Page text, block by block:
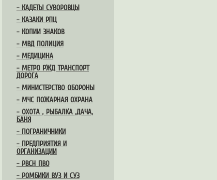
– КАДЕТЫ СУВОРОВЦЫ
– КАЗАКИ РПЦ
– КОПИИ ЗНАКОВ
– МВД ПОЛИЦИЯ
– МЕДИЦИНА
– МЕТРО РЖД ТРАНСПОРТ
ДОРОГА
– МИНИСТЕРСТВО ОБОРОНЫ
– МЧС ПОЖАРНАЯ ОХРАНА
– ОХОТА , РЫБАЛКА ,ДАЧА,
БАНЯ
– ПОГРАНИЧНИКИ
– ПРЕДПРИЯТИЯ И
ОРГАНИЗАЦИИ
– РВСН ПВО
– РОМБИКИ ВУЗ И СУЗ